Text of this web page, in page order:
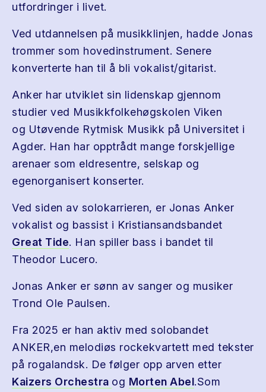
utfordringer i livet.
Ved utdannelsen på musikklinjen, hadde Jonas
trommer som hovedinstrument. Senere
konverterte han til å bli vokalist/gitarist.
Anker har utviklet sin lidenskap gjennom
studier ved Musikkfolkehøgskolen Viken
og Utøvende Rytmisk Musikk på Universitet i
Agder. Han har opptrådt mange forskjellige
arenaer som eldresentre, selskap og
egenorganisert konserter.
Ved siden av solokarrieren, er Jonas Anker
vokalist og bassist i Kristiansandsbandet
Great Tide. Han spiller bass i bandet til
Theodor Lucero.
Jonas Anker er sønn av sanger og musiker
Trond Ole Paulsen.
Fra 2025 er han aktiv med solobandet
ANKER,en melodiøs rockekvartett med tekster
på rogalandsk. De følger opp arven etter
Kaizers Orchestra og Morten Abel.Som